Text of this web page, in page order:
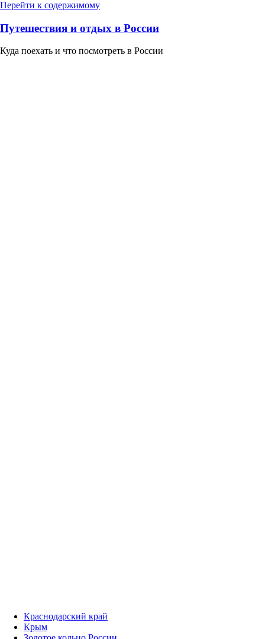
Перейти к содержимому
Путешествия и отдых в России
Куда поехать и что посмотреть в России
Краснодарский край
Крым